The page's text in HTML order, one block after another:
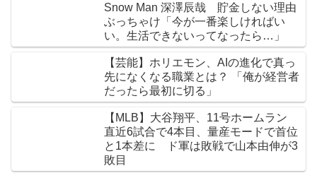
Snow Man 深澤辰哉 貯金しない理由
ぶっちゃけ「今が一番楽しければい
い。生活できないってなったら…」
【芸能】ホリエモン、AIの進化で真っ
先になくなる職業とは？ 「俺が経営者
だったら最初に切る」
【MLB】大谷翔平、11号ホームラン
直近6試合で4本目、量産モードで首位
と1本差に ド軍は敗戦で山本由伸が3
敗目